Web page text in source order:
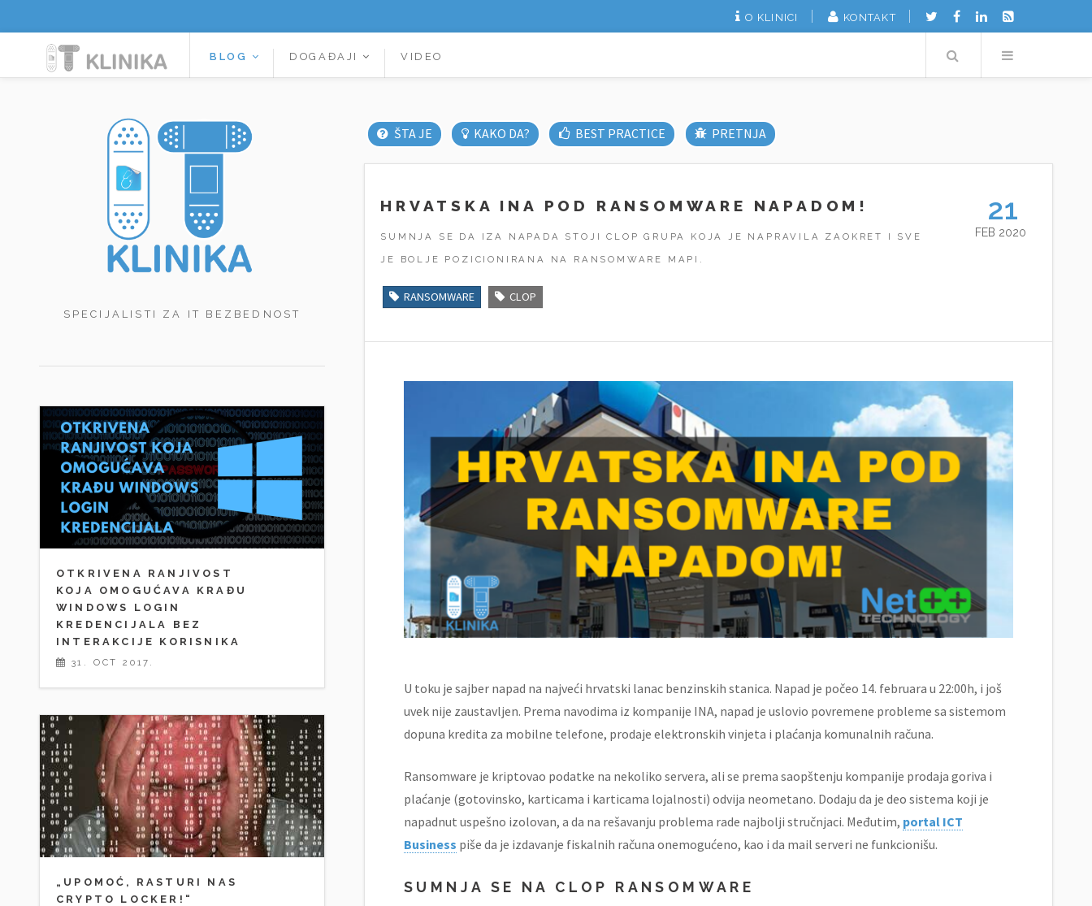
O KLINICI KONTAKT
BLOG DOGAĐAJI VIDEO Search
ŠTA JE KAKO DA? BEST PRACTICE PRETNJA
HRVATSKA INA POD RANSOMWARE NAPADOM!
SUMNJA SE DA IZA NAPADA STOJI CLOP GRUPA KOJA JE NAPRAVILA ZAOKRET I SVE
JE BOLJE POZICIONIRANA NA RANSOMWARE MAPI.
RANSOMWARE CLOP
21
FEB 2020
U toku je sajber napad na najveći hrvatski lanac benzinskih stanica. Napad je počeo 14. februara u 22:00h, i još
uvek nije zaustavljen. Prema navodima iz kompanije INA, napad je uslovio povremene probleme sa sistemom
dopuna kredita za mobilne telefone, prodaje elektronskih vinjeta i plaćanja komunalnih računa.
Ransomware je kriptovao podatke na nekoliko servera, ali se prema saopštenju kompanije prodaja goriva i
plaćanje (gotovinsko, karticama i karticama lojalnosti) odvija neometano. Dodaju da je deo sistema koji je
napadnut uspešno izolovan, a da na rešavanju problema rade najbolji stručnjaci. Međutim, portal ICT
Business piše da je izdavanje fiskalnih računa onemogućeno, kao i da mail serveri ne funkcionišu.
SUMNJA SE NA CLOP RANSOMWARE
SPECIJALISTI ZA IT BEZBEDNOST
OTKRIVENA RANJIVOST
KOJA OMOGUĆAVA KRAĐU
WINDOWS LOGIN
KREDENCIJALA BEZ
INTERAKCIJE KORISNIKA
31. OCT 2017.
„UPOMOĆ, RASTURI NAS
CRYPTO LOCKER!“